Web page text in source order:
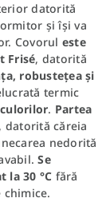
datorită
și își va
Covorul este
Frisé, datorită
robustețea și
termic
. Partea
, datorită căreia
nedorită
Se
la 30 °C fără